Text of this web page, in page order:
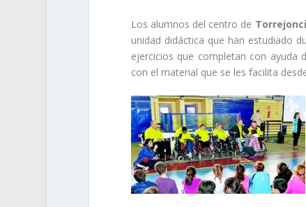
Los alumnos del centro de
unidad didáctica que han estudiado
ejercicios que completan con ayuda
con el material que se les facilita